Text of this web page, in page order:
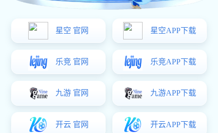
方案概述
球墨铸铁管解决方案
im电竞球墨铸铁管运用离心铸造与先进热处理工艺，铸就铁素体组织基
体，性能远超同行，规格从DN80至DN2600全覆盖，严格遵循国际与国
家标准，供水、排水等领域皆适用，还提供全流程技术指导、高效物流
配送和长期售后跟踪服务。
联系im电竞